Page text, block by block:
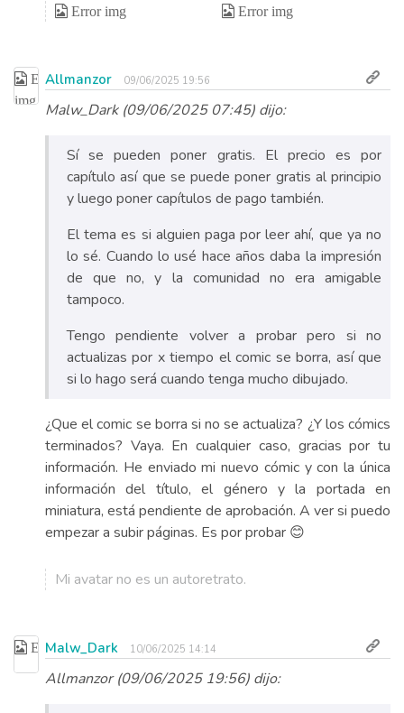
Allmanzor 09/06/2025 19:56
Malw_Dark (09/06/2025 07:45) dijo:
Sí se pueden poner gratis. El precio es por
capítulo así que se puede poner gratis al principio
y luego poner capítulos de pago también.
El tema es si alguien paga por leer ahí, que ya no
lo sé. Cuando lo usé hace años daba la impresión
de que no, y la comunidad no era amigable
tampoco.
Tengo pendiente volver a probar pero si no
actualizas por x tiempo el comic se borra, así que
si lo hago será cuando tenga mucho dibujado.
¿Que el comic se borra si no se actualiza? ¿Y los cómics
terminados? Vaya. En cualquier caso, gracias por tu
información. He enviado mi nuevo cómic y con la única
información del título, el género y la portada en
miniatura, está pendiente de aprobación. A ver si puedo
empezar a subir páginas. Es por probar 😊
Mi avatar no es un autoretrato.
Malw_Dark 10/06/2025 14:14
Allmanzor (09/06/2025 19:56) dijo: